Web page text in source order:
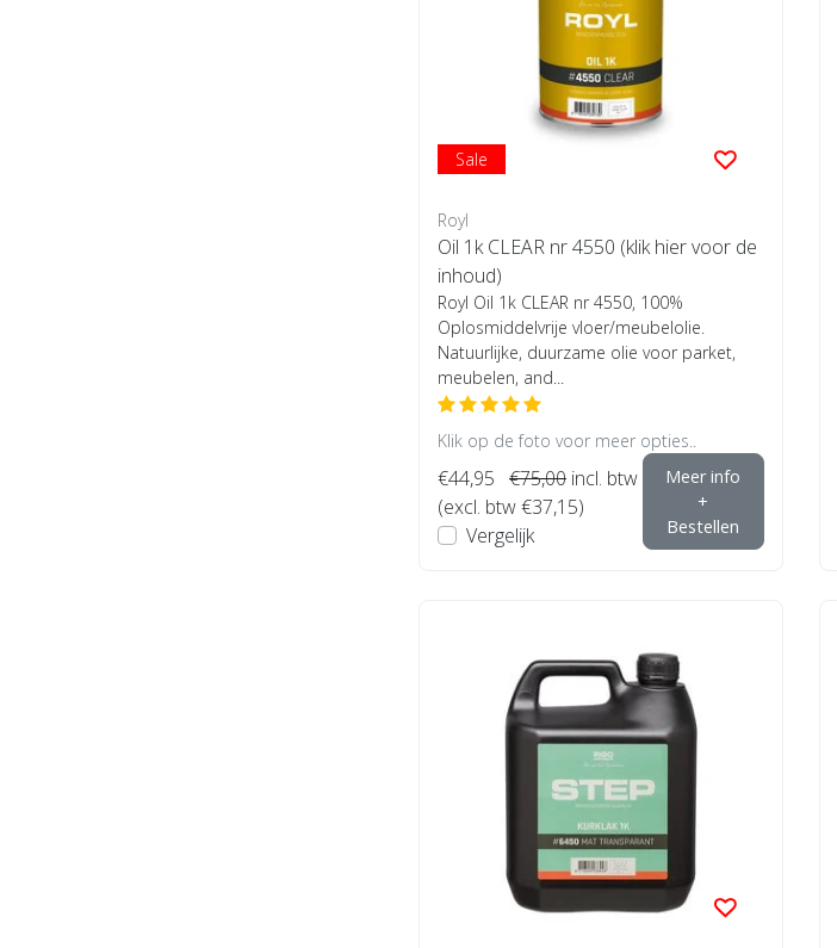
Sale
Royl
Oil 1k CLEAR nr 4550 (klik hier voor de
inhoud)
Royl Oil 1k CLEAR nr 4550, 100%
Oplosmiddelvrije vloer/meubelolie.
Natuurlijke, duurzame olie voor parket,
meubelen, and...
Klik op de foto voor meer opties..
€44,95 €75,00 incl. btw
(excl. btw €37,15)
Vergelijk
Meer info
+
Bestellen